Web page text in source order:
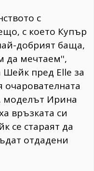
с
с което Купър
добрият баща,
да мечтаем'',
пред Elle за
очарователната
моделът Ирина
връзката си
се стараят да
отдадени